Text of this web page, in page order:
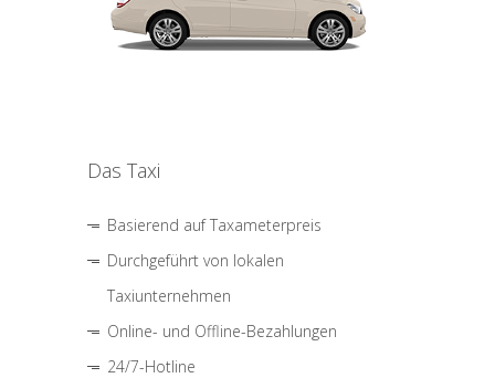
Das Taxi
Basierend auf Taxameterpreis
Durchgeführt von lokalen
Taxiunternehmen
Online- und Offline-Bezahlungen
24/7-Hotline